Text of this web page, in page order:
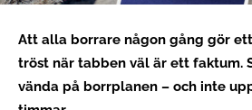
Att alla borrare någon gång gör
tröst när tabben väl är ett faktum.
vända på borrplanen – och inte